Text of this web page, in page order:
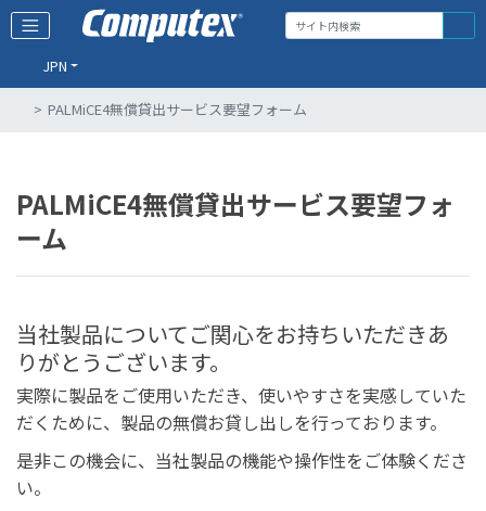
JPN
PALMiCE4無償貸出サービス要望フォーム
PALMiCE4無償貸出サービス要望フォ
ーム
当社製品についてご関心をお持ちいただきあ
りがとうございます。
実際に製品をご使用いただき、使いやすさを実感していた
だくために、製品の無償お貸し出しを行っております。
是非この機会に、当社製品の機能や操作性をご体験くださ
い。